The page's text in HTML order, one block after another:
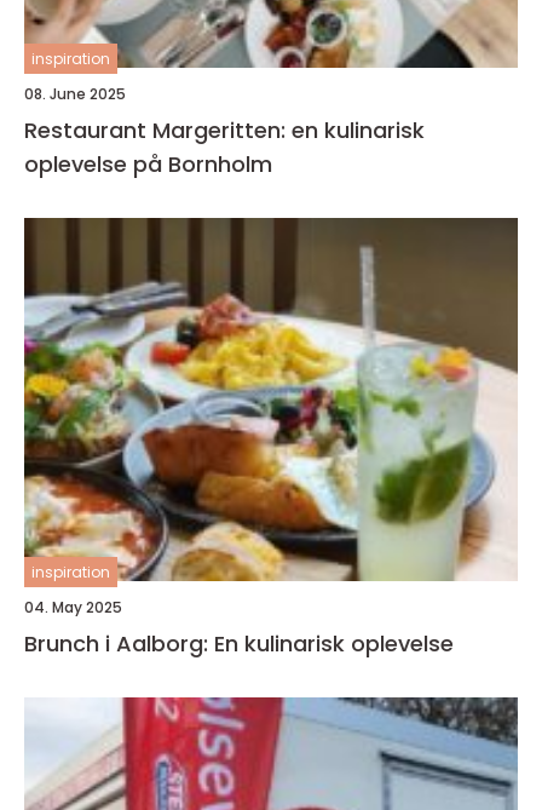
inspiration
08. June 2025
Restaurant Margeritten: en kulinarisk
oplevelse på Bornholm
inspiration
04. May 2025
Brunch i Aalborg: En kulinarisk oplevelse